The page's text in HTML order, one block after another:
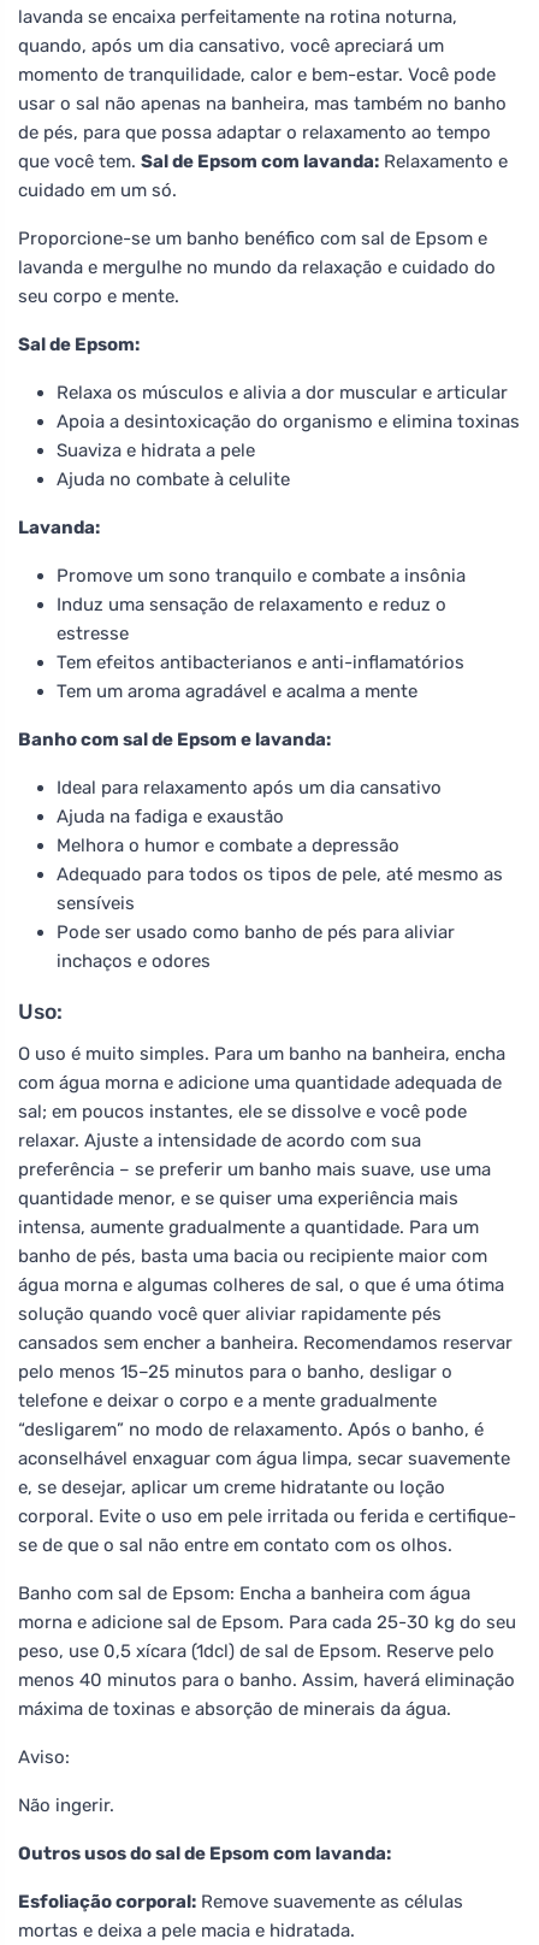
lavanda se encaixa perfeitamente na rotina noturna,
quando, após um dia cansativo, você apreciará um
momento de tranquilidade, calor e bem-estar. Você pode
usar o sal não apenas na banheira, mas também no banho
de pés, para que possa adaptar o relaxamento ao tempo
que você tem. Sal de Epsom com lavanda: Relaxamento e
cuidado em um só.
Proporcione-se um banho benéfico com sal de Epsom e
lavanda e mergulhe no mundo da relaxação e cuidado do
seu corpo e mente.
Sal de Epsom:
Relaxa os músculos e alivia a dor muscular e articular
Apoia a desintoxicação do organismo e elimina toxinas
Suaviza e hidrata a pele
Ajuda no combate à celulite
Lavanda:
Promove um sono tranquilo e combate a insônia
Induz uma sensação de relaxamento e reduz o
estresse
Tem efeitos antibacterianos e anti-inflamatórios
Tem um aroma agradável e acalma a mente
Banho com sal de Epsom e lavanda:
Ideal para relaxamento após um dia cansativo
Ajuda na fadiga e exaustão
Melhora o humor e combate a depressão
Adequado para todos os tipos de pele, até mesmo as
sensíveis
Pode ser usado como banho de pés para aliviar
inchaços e odores
Uso:
O uso é muito simples. Para um banho na banheira, encha
com água morna e adicione uma quantidade adequada de
sal; em poucos instantes, ele se dissolve e você pode
relaxar. Ajuste a intensidade de acordo com sua
preferência – se preferir um banho mais suave, use uma
quantidade menor, e se quiser uma experiência mais
intensa, aumente gradualmente a quantidade. Para um
banho de pés, basta uma bacia ou recipiente maior com
água morna e algumas colheres de sal, o que é uma ótima
solução quando você quer aliviar rapidamente pés
cansados sem encher a banheira. Recomendamos reservar
pelo menos 15–25 minutos para o banho, desligar o
telefone e deixar o corpo e a mente gradualmente
“desligarem” no modo de relaxamento. Após o banho, é
aconselhável enxaguar com água limpa, secar suavemente
e, se desejar, aplicar um creme hidratante ou loção
corporal. Evite o uso em pele irritada ou ferida e certifique-
se de que o sal não entre em contato com os olhos.
Banho com sal de Epsom: Encha a banheira com água
morna e adicione sal de Epsom. Para cada 25-30 kg do seu
peso, use 0,5 xícara (1dcl) de sal de Epsom. Reserve pelo
menos 40 minutos para o banho. Assim, haverá eliminação
máxima de toxinas e absorção de minerais da água.
Aviso:
Não ingerir.
Outros usos do sal de Epsom com lavanda:
Esfoliação corporal: Remove suavemente as células
mortas e deixa a pele macia e hidratada.